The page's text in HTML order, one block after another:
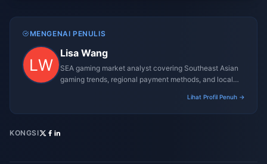
MENGENAI PENULIS
Lisa Wang
SEA gaming market analyst covering Southeast Asian
gaming trends, regional payment methods, and local
Lihat Profil Penuh →
KONGSI